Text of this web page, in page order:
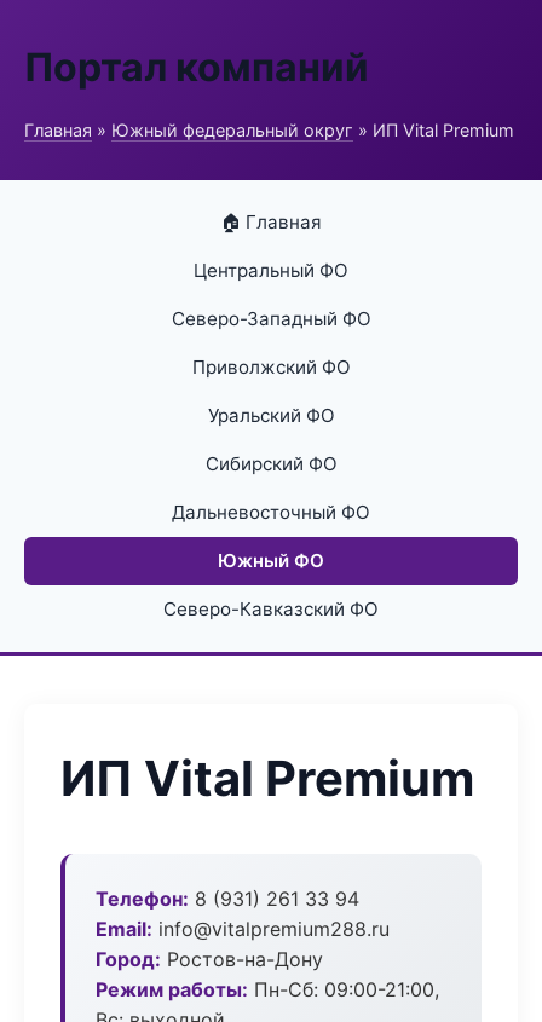
Портал компаний
Главная » Южный федеральный округ » ИП Vital Premium
🏠 Главная
Центральный ФО
Северо-Западный ФО
Приволжский ФО
Уральский ФО
Сибирский ФО
Дальневосточный ФО
Южный ФО
Северо-Кавказский ФО
ИП Vital Premium
Телефон: 8 (931) 261 33 94
Email: info@vitalpremium288.ru
Город: Ростов-на-Дону
Режим работы: Пн-Сб: 09:00-21:00,